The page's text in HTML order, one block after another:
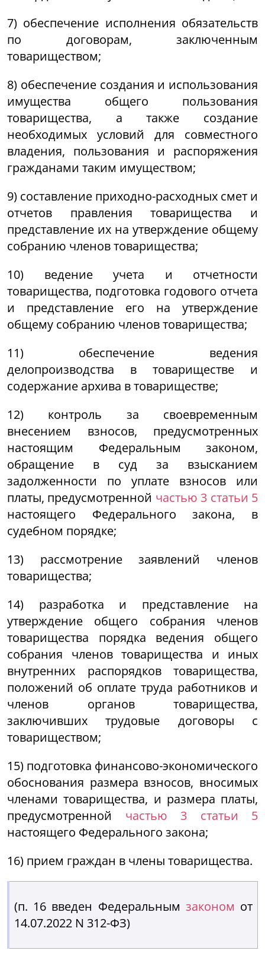
7) обеспечение исполнения обязательств
по договорам, заключенным
товариществом;
8) обеспечение создания и использования
имущества общего пользования
товарищества, а также создание
необходимых условий для совместного
владения, пользования и распоряжения
гражданами таким имуществом;
9) составление приходно-расходных смет и
отчетов правления товарищества и
представление их на утверждение общему
собранию членов товарищества;
10) ведение учета и отчетности
товарищества, подготовка годового отчета
и представление его на утверждение
общему собранию членов товарищества;
11) обеспечение ведения
делопроизводства в товариществе и
содержание архива в товариществе;
12) контроль за своевременным
внесением взносов, предусмотренных
настоящим Федеральным законом,
обращение в суд за взысканием
задолженности по уплате взносов или
платы, предусмотренной частью 3 статьи 5
настоящего Федерального закона, в
судебном порядке;
13) рассмотрение заявлений членов
товарищества;
14) разработка и представление на
утверждение общего собрания членов
товарищества порядка ведения общего
собрания членов товарищества и иных
внутренних распорядков товарищества,
положений об оплате труда работников и
членов органов товарищества,
заключивших трудовые договоры с
товариществом;
15) подготовка финансово-экономического
обоснования размера взносов, вносимых
членами товарищества, и размера платы,
предусмотренной частью 3 статьи 5
настоящего Федерального закона;
16) прием граждан в члены товарищества.
(п. 16 введен Федеральным законом от
14.07.2022 N 312-ФЗ)